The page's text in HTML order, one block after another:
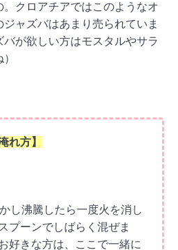
クロアチアではこのようなオ
ャズバはあまり売られていま
が欲しい方はモスタルやサラ
れ方】
し沸騰したら一度火を消し
プーンでしばらく混ぜま
好きな方は、ここで一緒に